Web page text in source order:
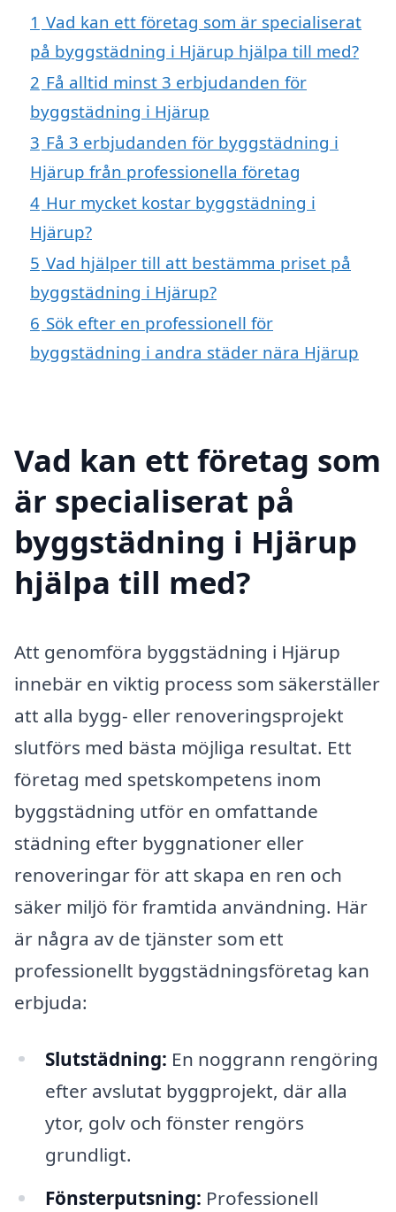
1 Vad kan ett företag som är specialiserat
på byggstädning i Hjärup hjälpa till med?
2 Få alltid minst 3 erbjudanden för
byggstädning i Hjärup
3 Få 3 erbjudanden för byggstädning i
Hjärup från professionella företag
4 Hur mycket kostar byggstädning i
Hjärup?
5 Vad hjälper till att bestämma priset på
byggstädning i Hjärup?
6 Sök efter en professionell för
byggstädning i andra städer nära Hjärup
Vad kan ett företag som
är specialiserat på
byggstädning i Hjärup
hjälpa till med?
Att genomföra byggstädning i Hjärup
innebär en viktig process som säkerställer
att alla bygg- eller renoveringsprojekt
slutförs med bästa möjliga resultat. Ett
företag med spetskompetens inom
byggstädning utför en omfattande
städning efter byggnationer eller
renoveringar för att skapa en ren och
säker miljö för framtida användning. Här
är några av de tjänster som ett
professionellt byggstädningsföretag kan
erbjuda:
Slutstädning: En noggrann rengöring
efter avslutat byggprojekt, där alla
ytor, golv och fönster rengörs
grundligt.
Fönsterputsning: Professionell